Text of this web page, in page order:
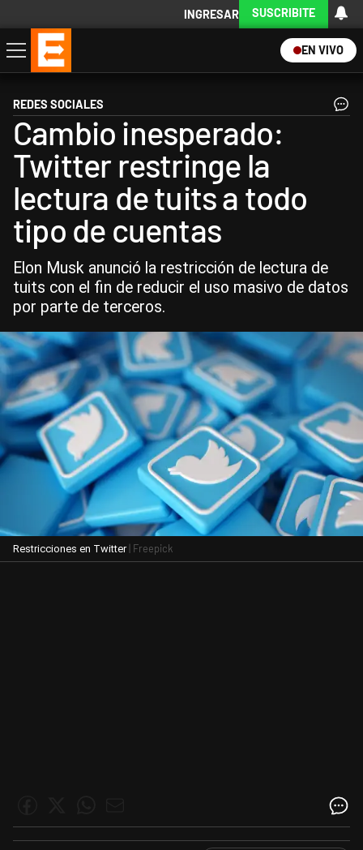
INGRESAR SUSCRIBITE
EN VIVO
Economía
Política
Internacional
Actualidad
Descargá la App
REDES SOCIALES
Cambio inesperado:
Twitter restringe la
lectura de tuits a todo
tipo de cuentas
Elon Musk anunció la restricción de lectura de
tuits con el fin de reducir el uso masivo de datos
por parte de terceros.
Restricciones en Twitter | Freepick